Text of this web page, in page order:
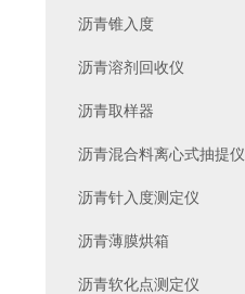
沥青锥入度
沥青溶剂回收仪
沥青取样器
沥青混合料离心式抽提仪
沥青针入度测定仪
沥青薄膜烘箱
沥青软化点测定仪